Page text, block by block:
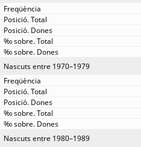
Nascuts entre 1970–1979
Nascuts entre 1980–1989